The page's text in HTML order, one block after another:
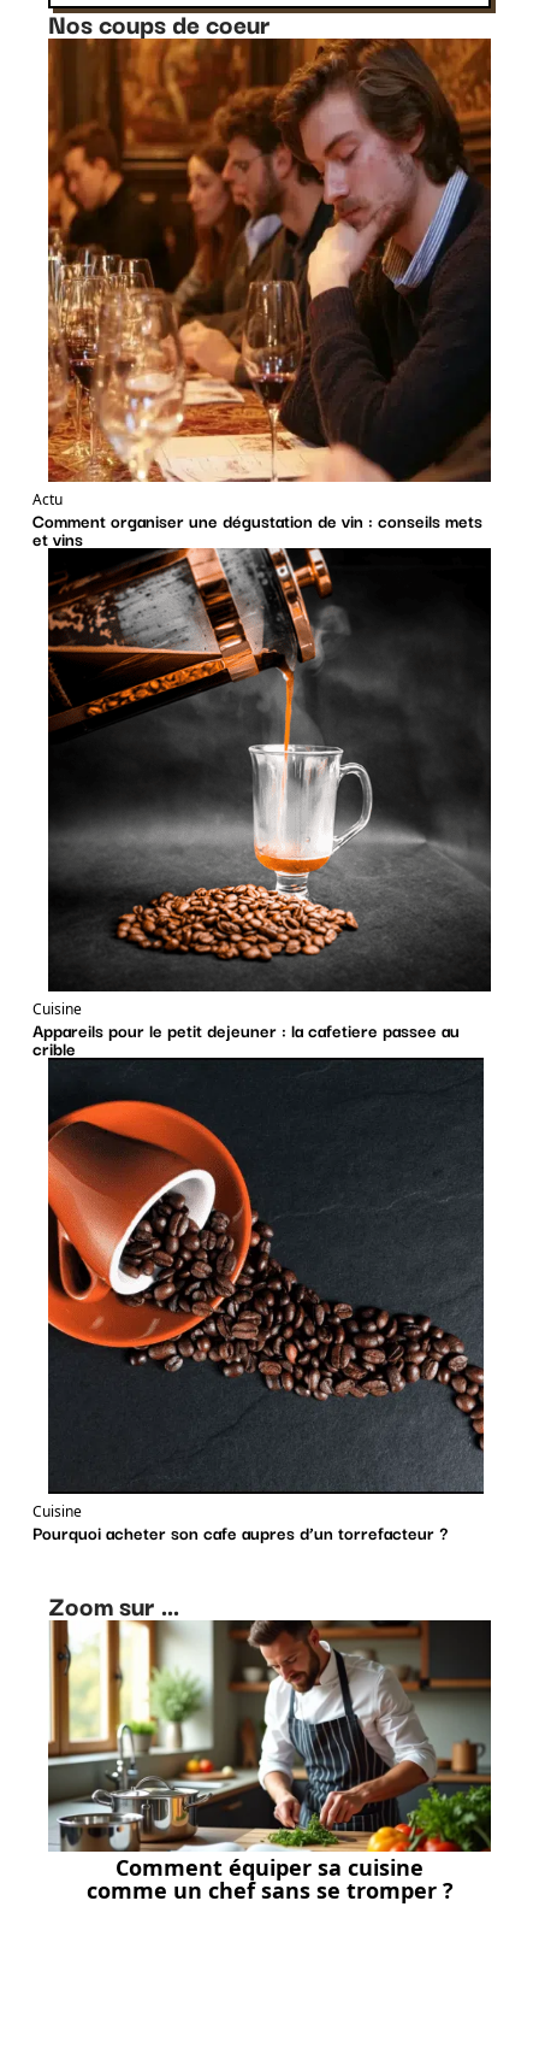
Nos coups de coeur
Actu
Comment organiser une dégustation de vin : conseils mets
et vins
Cuisine
Appareils pour le petit dejeuner : la cafetiere passee au
crible
Cuisine
Pourquoi acheter son cafe aupres d’un torrefacteur ?
Zoom sur ...
Comment équiper sa cuisine
comme un chef sans se tromper ?